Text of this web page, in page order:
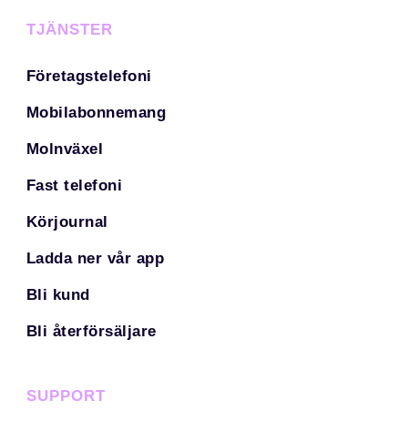
TJÄNSTER
Företagstelefoni
Mobilabonnemang
Molnväxel
Fast telefoni
Körjournal
Ladda ner vår app
Bli kund
Bli återförsäljare
SUPPORT